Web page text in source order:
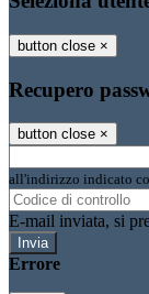
button close ×
Recupero
button close ×
all'indirizzo indicato
E-mail inviata, si
Errore